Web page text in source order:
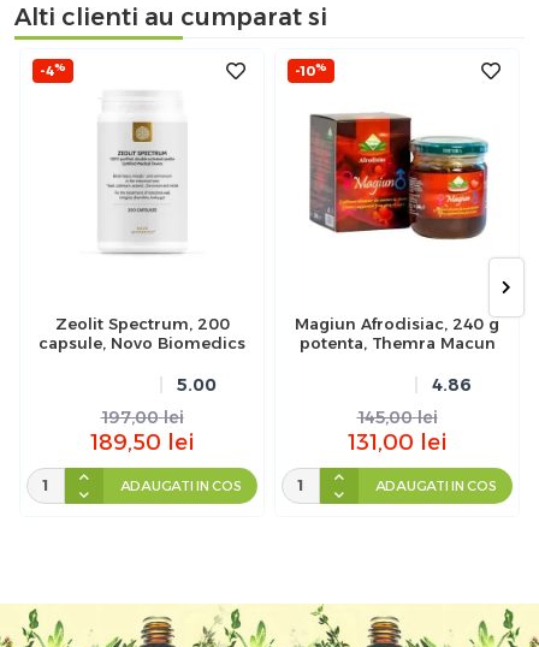
Alti clienti au cumparat si
-4%
Zeolit Spectrum, 200
capsule, Novo Biomedics
5.00
197,00 lei
189,50 lei
ADAUGATI IN COS
-10%
Magiun Afrodisiac, 240 g
potenta, Themra Macun
4.86
145,00 lei
131,00 lei
ADAUGATI IN COS